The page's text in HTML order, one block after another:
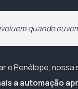
quando
o Penélope, nossa
a automação